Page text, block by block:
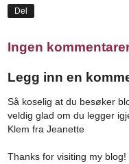
Del
Ingen
Legg inn en
Så koselig at du besøker
veldig glad om du legger
Klem fra Jeanette
Thanks for visiting my